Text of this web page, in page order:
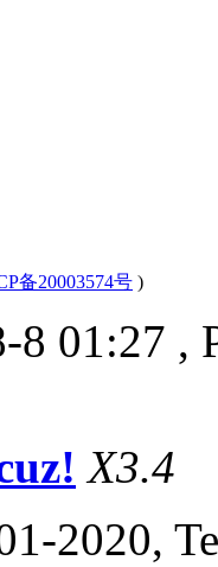
备20003574号 )
8 01:27 ,
X3.4
2020,